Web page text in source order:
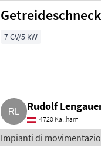
7 CV/5 kW
Rudolf
4720 Kallham
Impianti di